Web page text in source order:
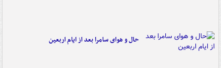
حال و هوای سامرا بعد از ایام اربعین